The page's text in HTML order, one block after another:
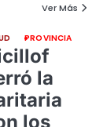
Ver Más
PROVINCIA
la
los